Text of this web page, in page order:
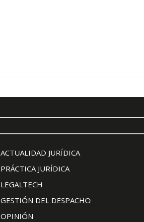
ACTUALIDAD JURÍDICA
PRÁCTICA JURÍDICA
LEGALTECH
GESTIÓN DEL DESPACHO
OPINIÓN